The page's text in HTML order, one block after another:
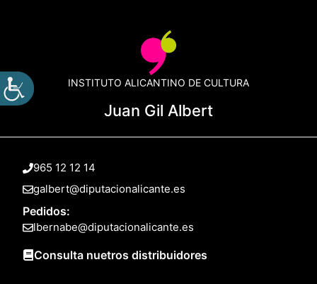
INSTITUTO ALICANTINO DE CULTURA
Juan Gil Albert
965 12 12 14
galbert@diputacionalicante.es
Pedidos:
lbernabe@diputacionalicante.es
Consulta nuetros distribuidores